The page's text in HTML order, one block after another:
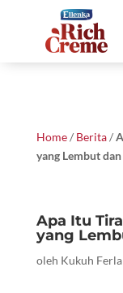
Home/ Berita/
yang Lembut
Apa Itu
yang
oleh Kukuh